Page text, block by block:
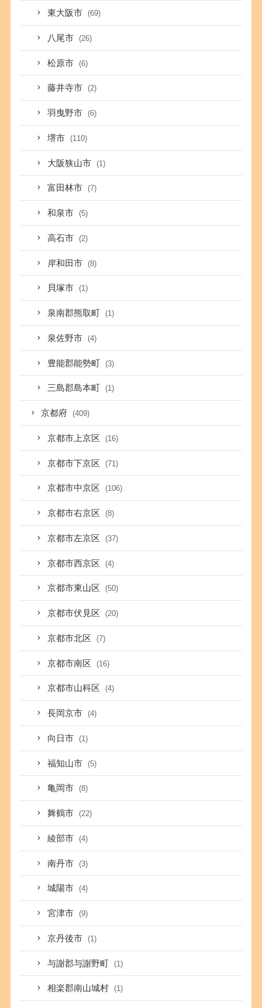
東大阪市 (69)
八尾市 (26)
松原市 (6)
藤井寺市 (2)
羽曳野市 (6)
堺市 (110)
大阪狭山市 (1)
富田林市 (7)
和泉市 (5)
高石市 (2)
岸和田市 (8)
貝塚市 (1)
泉南郡熊取町 (1)
泉佐野市 (4)
豊能郡能勢町 (3)
三島郡島本町 (1)
京都府 (409)
京都市上京区 (16)
京都市下京区 (71)
京都市中京区 (106)
京都市右京区 (8)
京都市左京区 (37)
京都市西京区 (4)
京都市東山区 (50)
京都市伏見区 (20)
京都市北区 (7)
京都市南区 (16)
京都市山科区 (4)
長岡京市 (4)
向日市 (1)
福知山市 (5)
亀岡市 (8)
舞鶴市 (22)
綾部市 (4)
南丹市 (3)
城陽市 (4)
宮津市 (9)
京丹後市 (1)
与謝郡与謝野町 (1)
相楽郡南山城村 (1)